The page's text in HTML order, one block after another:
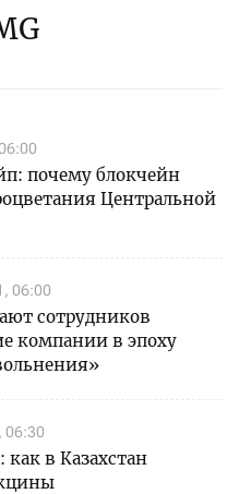
почему блокчейн
Центральной
06:00
сотрудников
компании в эпоху
06:30
в Казахстан